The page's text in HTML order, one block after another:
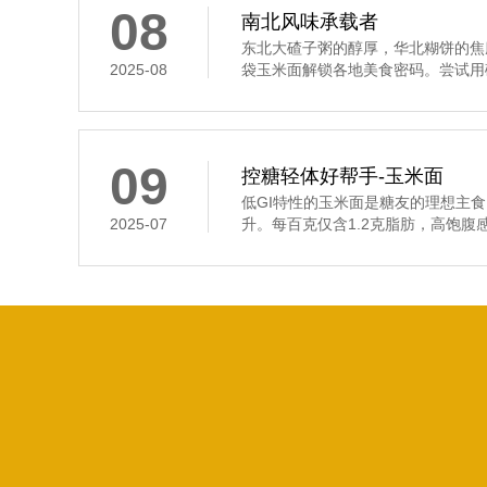
08
2025-08
南北风味承载者
东北大碴子粥的醇厚，华北糊饼的
袋玉米面解锁各地美食密码。尝试
09
2025-07
控糖轻体好帮手-玉米面
低GI特性的玉米面是糖友的理想主
升。每百克仅含1.2克脂肪，高饱腹